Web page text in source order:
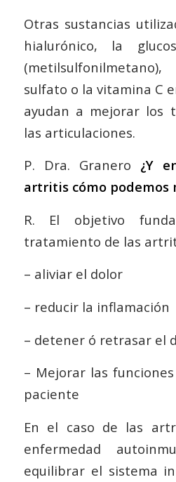
Otras sustancias
hialurónico, la
sulfato o la vitamina C
ayudan a mejorar los
las articulaciones.
P. Dra. Granero ¿Y
artritis cómo podemos
R. El objetivo
tratamiento de las
– aliviar el dolor
– reducir la inflamación
– detener ó retrasar el
– Mejorar las
paciente
En el caso de las
enfermedad
equilibrar el sistema